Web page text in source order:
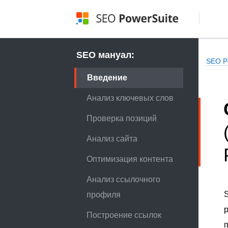
SEO мануал:
Введение
Анализ ключевых слов
Проверка позиций
Анализ сайта
Оптимизация контента
Анализ ссылочного
профиля
Построение ссылок
SEO